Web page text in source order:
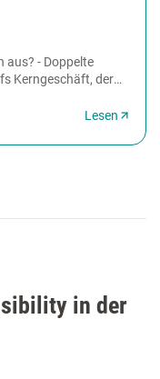
aus? - Doppelte
Kerngeschäft, der
Lesen
in der